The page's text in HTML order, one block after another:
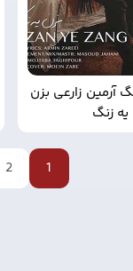
آرمین زارعی بزن
یه زنگ
1
2